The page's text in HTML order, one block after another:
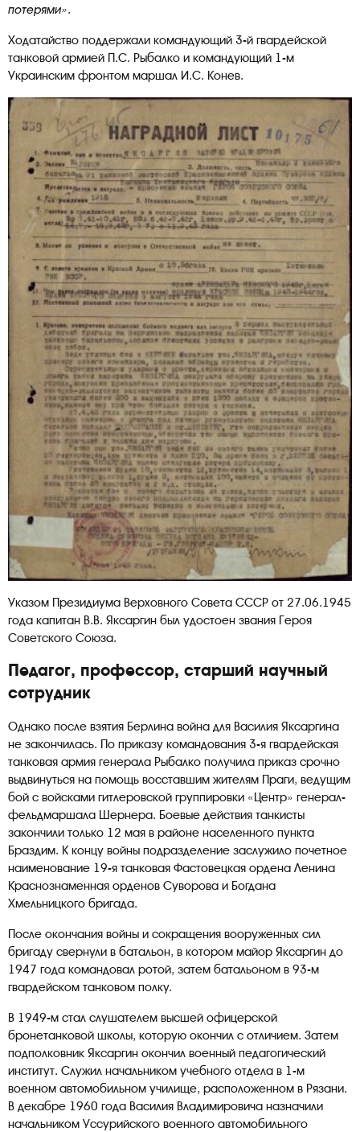
потерями».
Ходатайство поддержали командующий 3-й гвардейской
танковой армией П.С. Рыбалко и командующий 1-м
Украинским фронтом маршал И.С. Конев.
Указом Президиума Верховного Совета СССР от 27.06.1945
года капитан В.В. Яксаргин был удостоен звания Героя
Советского Союза.
Педагог, профессор, старший научный
сотрудник
Однако после взятия Берлина война для Василия Яксаргина
не закончилась. По приказу командования 3-я гвардейская
танковая армия генерала Рыбалко получила приказ срочно
выдвинуться на помощь восставшим жителям Праги, ведущим
бой с войсками гитлеровской группировки «Центр» генерал-
фельдмаршала Шернера. Боевые действия танкисты
закончили только 12 мая в районе населенного пункта
Браздим. К концу войны подразделение заслужило почетное
наименование 19-я танковая Фастовецкая ордена Ленина
Краснознаменная орденов Суворова и Богдана
Хмельницкого бригада.
После окончания войны и сокращения вооруженных сил
бригаду свернули в батальон, в котором майор Яксаргин до
1947 года командовал ротой, затем батальоном в 93-м
гвардейском танковом полку.
В 1949-м стал слушателем высшей офицерской
бронетанковой школы, которую окончил с отличием. Затем
подполковник Яксаргин окончил военный педагогический
институт. Служил начальником учебного отдела в 1-м
военном автомобильном училище, расположенном в Рязани.
В декабре 1960 года Василия Владимировича назначили
начальником Уссурийского военного автомобильного